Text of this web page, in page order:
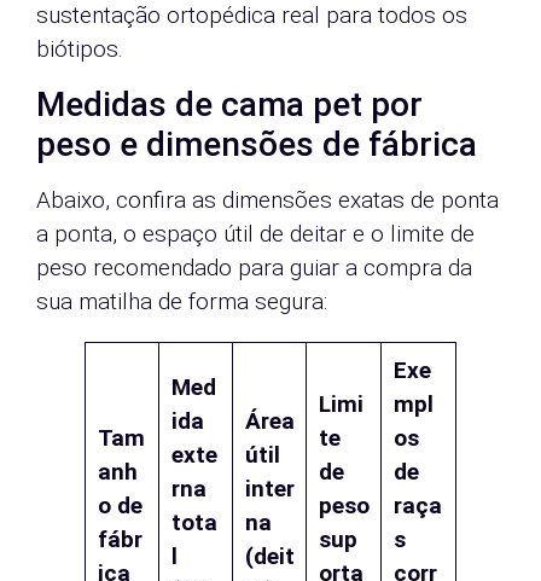
sustentação ortopédica real para todos os
biótipos.
Medidas de cama pet por
peso e dimensões de fábrica
Abaixo, confira as dimensões exatas de ponta
a ponta, o espaço útil de deitar e o limite de
peso recomendado para guiar a compra da
sua matilha de forma segura:
Tam
anh
o de
fábr
ica
Med
ida
exte
rna
tota
l
Área
útil
inter
na
(deit
Limi
te
de
peso
sup
orta
Exe
mpl
os
de
raça
s
corr